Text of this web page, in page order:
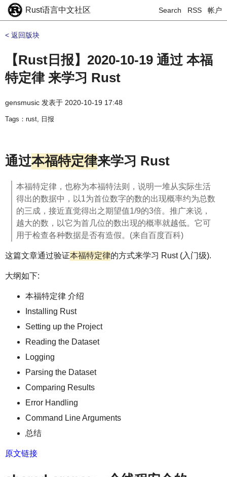
Rust语言中文社区 Search RSS 帐户
< 返回版块
【Rust日报】2020-10-19 通过 本福
特定律 来学习 Rust
gensmusic 发表于 2020-10-19 17:48
Tags：rust, 日报
通过本福特定律来学习 Rust
本福特定律，也称为本福特法则，说明一堆从实际生活
得出的数据中，以1为首位数字的数的出现概率约为总数
的三成，接近直觉得出之期望值1/9的3倍。推广来说，
越大的数，以它为首几位的数出现的概率就越低。它可
用于检查各种数据是否有造假。(来自百度百科)
这篇文章通过验证本福特定律的方式来学习 Rust (入门级).
大纲如下:
本福特定律 介绍
Installing Rust
Setting up the Project
Reading the Dataset
Logging
Parsing the Dataset
Comparing Results
Error Handling
Command Line Arguments
总结
原文链接